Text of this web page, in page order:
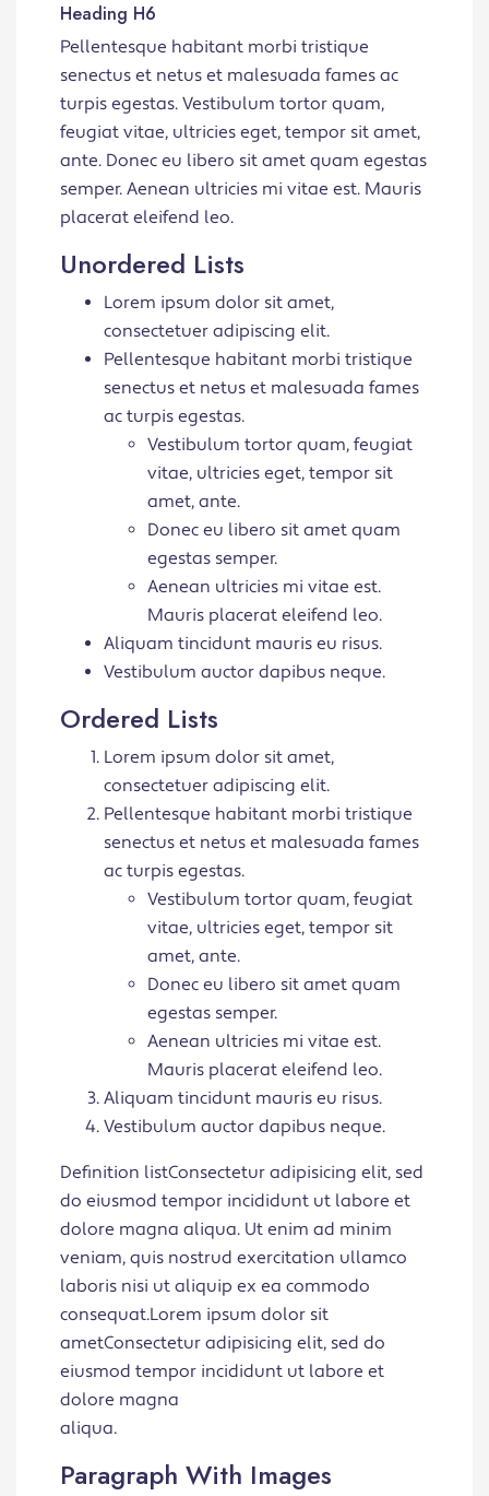
Heading H6
Pellentesque habitant morbi tristique
senectus et netus et malesuada fames ac
turpis egestas. Vestibulum tortor quam,
feugiat vitae, ultricies eget, tempor sit amet,
ante. Donec eu libero sit amet quam egestas
semper. Aenean ultricies mi vitae est. Mauris
placerat eleifend leo.
Unordered Lists
Lorem ipsum dolor sit amet,
consectetuer adipiscing elit.
Pellentesque habitant morbi tristique
senectus et netus et malesuada fames
ac turpis egestas.
Vestibulum tortor quam, feugiat
vitae, ultricies eget, tempor sit
amet, ante.
Donec eu libero sit amet quam
egestas semper.
Aenean ultricies mi vitae est.
Mauris placerat eleifend leo.
Aliquam tincidunt mauris eu risus.
Vestibulum auctor dapibus neque.
Ordered Lists
Lorem ipsum dolor sit amet,
consectetuer adipiscing elit.
Pellentesque habitant morbi tristique
senectus et netus et malesuada fames
ac turpis egestas.
Vestibulum tortor quam, feugiat
vitae, ultricies eget, tempor sit
amet, ante.
Donec eu libero sit amet quam
egestas semper.
Aenean ultricies mi vitae est.
Mauris placerat eleifend leo.
Aliquam tincidunt mauris eu risus.
Vestibulum auctor dapibus neque.
Definition listConsectetur adipisicing elit, sed
do eiusmod tempor incididunt ut labore et
dolore magna aliqua. Ut enim ad minim
veniam, quis nostrud exercitation ullamco
laboris nisi ut aliquip ex ea commodo
consequat.Lorem ipsum dolor sit
ametConsectetur adipisicing elit, sed do
eiusmod tempor incididunt ut labore et
dolore magna
aliqua.
Paragraph With Images